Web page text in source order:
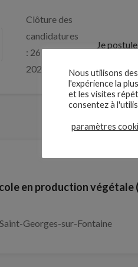
Clôture des
candidatures
: 26 août
2026
Je postule
en production végétale
Georges-sur-Fontaine
Nous utilisons
l'expérience la
et les visites
consentez à
paramètres